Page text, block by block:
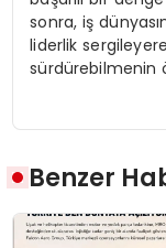
sonra, iş
liderlik
sürdürebilmenin
Benzer